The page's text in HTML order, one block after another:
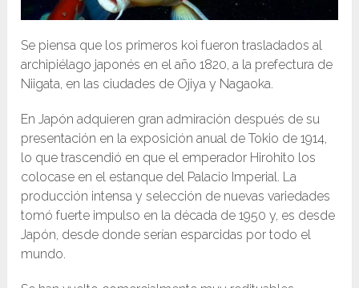
Se piensa que los primeros koi fueron trasladados al
archipiélago japonés en el año 1820, a la prefectura de
Niigata, en las ciudades de Ojiya y Nagaoka.
En Japón adquieren gran admiración después de su
presentación en la exposición anual de Tokio de 1914,
lo que trascendió en que el emperador Hirohito los
colocase en el estanque del Palacio Imperial. La
producción intensa y selección de nuevas variedades
tomó fuerte impulso en la década de 1950 y, es desde
Japón, desde donde serían esparcidas por todo el
mundo.